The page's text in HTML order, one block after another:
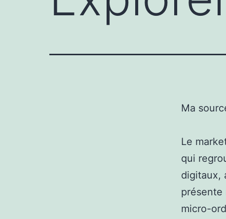
Ma
Le
qui
digitaux,
présente
micro-